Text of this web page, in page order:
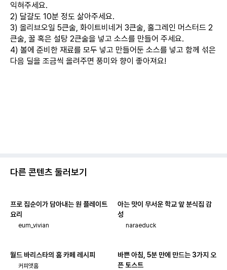
익혀주세요.
2) 달걀도 10분 정도 삶아주세요.
3) 올리브오일 5큰술, 화이트비네거 3큰술, 홀그레인 머스터드 2
큰술, 꿀 혹은 설탕 2큰술을 넣고 소스를 만들어 주세요.
4) 볼에 준비한 재료를 모두 넣고 만들어둔 소스를 넣고 함께 섞은
다음 딜을 조금씩 올려주면 풍미와 향이 좋아져요!
다른 콘텐츠 둘러보기
프로 집순이가 담아내는 원 플레이트
요리
eum_vivian
아는 맛이 무서운 학교 앞 분식집 감
성
naraeduck
월드 바리스타의 홈 카페 레시피
커피앳홈
바쁜 아침, 5분 만에 만드는 3가지 오
픈 토스트